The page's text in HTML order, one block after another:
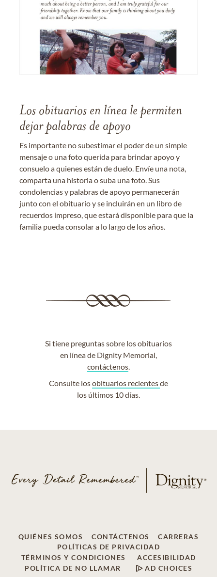
Los obituarios en línea le permiten
dejar palabras de apoyo
Es importante no subestimar el poder de un simple
mensaje o una foto querida para brindar apoyo y
consuelo a quienes están de duelo. Envíe una nota,
comparta una historia o suba una foto. Sus
condolencias y palabras de apoyo permanecerán
junto con el obituario y se incluirán en un libro de
recuerdos impreso, que estará disponible para que la
familia pueda consolar a lo largo de los años.
Si tiene preguntas sobre los obituarios
en línea de Dignity Memorial,
contáctenos.
Consulte losobituarios recientesde
los últimos 10 días.
QUIÉNES SOMOS CONTÁCTENOS
CARRERAS
POLÍTICAS DE PRIVACIDAD
TÉRMINOS Y CONDICIONES
ACCESIBILIDAD
POLÍTICA DE NO LLAMAR
AD CHOICES